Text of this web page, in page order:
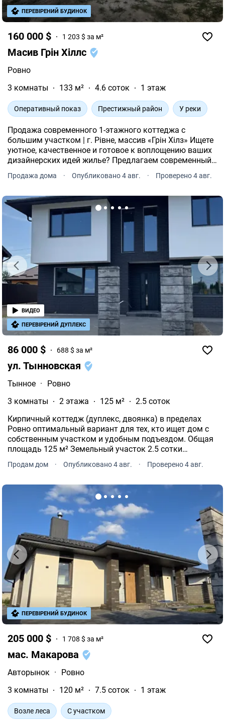
160 000 $ 1 203 $ за м²
Масив Грін Хіллс
Ровно
3 комнаты
133 м² 4.6 соток 1 этаж
Оперативный показ Престижный район У реки
Продажа современного 1-этажного коттеджа с
большим участком | г. Рівне, массив «Грін Хілз» Ищете
уютное, качественное и готовое к воплощению ваших
дизайнерских идей жилье? Предлагаем современный
одноэтажный коттедж в престижном и спокойном
районе (рядом с Зоопарком).
Продажа дома · Опубликовано 4 авг. · Проверено 4 авг.
ПЕРЕВІРЕНИЙ БУДИНОК
86 000 $ 688 $ за м²
ул. Тынновская
Тынное ·
Ровно
3 комнаты
2 этажа 125 м²
2.5 соток
Кирпичный коттедж (дуплекс, двоянка) в пределах
Ровно оптимальный вариант для тех, кто ищет дом с
собственным участком и удобным подъездом. Общая
площадь 125 м² Земельный участок 2.5 сотки
Качественное строительство: кирпичный дом с
завершенным фасадом и обустроенным двором
Продам дом · Опубликовано 4 авг. · Проверено 4 авг.
ВИДЕО
ПЕРЕВІРЕНИЙ ДУПЛЕКС
205 000 $ 1 708 $ за м²
мас. Макарова
Авторынок ·
Ровно
3 комнаты
120 м² 7.5 соток 1 этаж
Возле леса С участком
ПЕРЕВІРЕНИЙ БУДИНОК